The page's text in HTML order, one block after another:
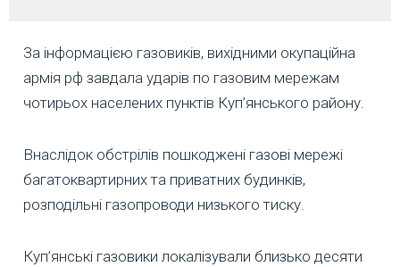
За інформацією газовиків, вихідними окупаційна
армія рф завдала ударів по газовим мережам
чотирьох населених пунктів Куп’янського району.
Внаслідок обстрілів пошкоджені газові мережі
багатоквартирних та приватних будинків,
розподільні газопроводи низького тиску.
Куп’янські газовики локалізували близько десяти